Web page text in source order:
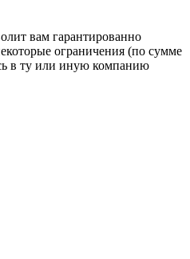
вам гарантированно
ограничения (по сумме
в ту или иную компанию